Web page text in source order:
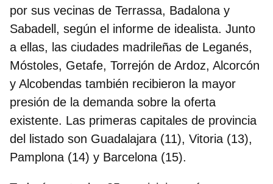
por sus vecinas de Terrassa, Badalona y
Sabadell, según el informe de idealista. Junto
a ellas, las ciudades madrileñas de Leganés,
Móstoles, Getafe, Torrejón de Ardoz, Alcorcón
y Alcobendas también recibieron la mayor
presión de la demanda sobre la oferta
existente. Las primeras capitales de provincia
del listado son Guadalajara (11), Vitoria (13),
Pamplona (14) y Barcelona (15).